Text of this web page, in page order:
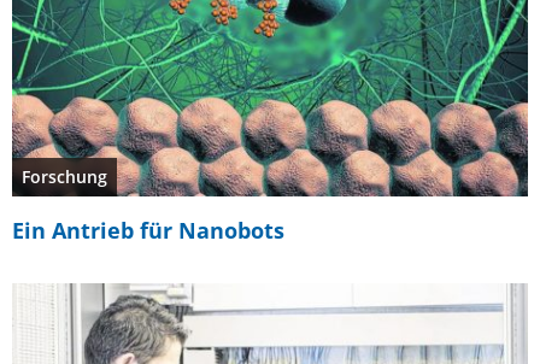
Forschung
Ein Antrieb für Nanobots